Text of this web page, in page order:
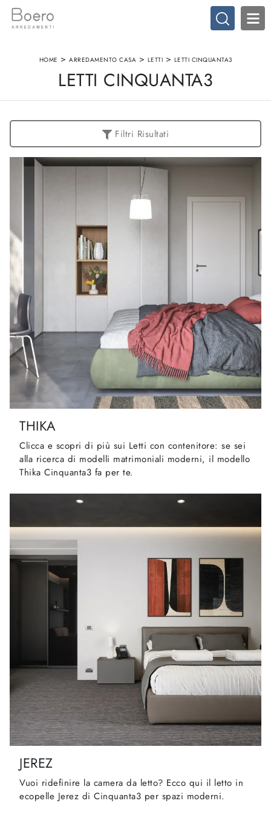
HOME > ARREDAMENTO CASA > LETTI > LETTI CINQUANTA3
LETTI CINQUANTA3
Filtri Risultati
THIKA
Clicca e scopri di più sui Letti con contenitore: se sei
alla ricerca di modelli matrimoniali moderni, il modello
Thika Cinquanta3 fa per te.
JEREZ
Vuoi ridefinire la camera da letto? Ecco qui il letto in
ecopelle Jerez di Cinquanta3 per spazi moderni.